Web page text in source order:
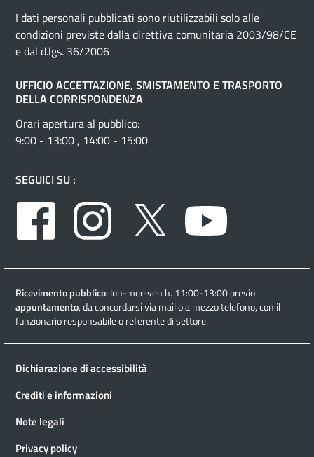
I dati personali pubblicati sono riutilizzabili solo alle
condizioni previste dalla direttiva comunitaria 2003/98/CE
e dal d.lgs. 36/2006
UFFICIO ACCETTAZIONE, SMISTAMENTO E TRASPORTO
DELLA CORRISPONDENZA
Orari apertura al pubblico:
9:00 - 13:00 , 14:00 - 15:00
SEGUICI SU :
Facebook
Instagram Twitter
Ricevimento pubblico: lun-mer-ven h. 11:00-13:00 previo
appuntamento, da concordarsi via mail o a mezzo telefono, con il
funzionario responsabile o referente di settore.
Dichiarazione di accessibilità
Crediti e informazioni
Note legali
Privacy policy